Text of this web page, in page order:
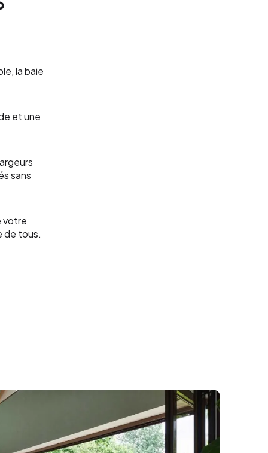
la baie
et une
sans
votre
de tous.